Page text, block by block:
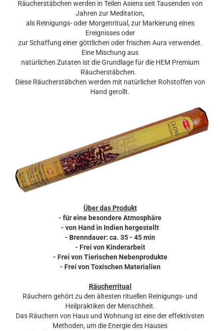
Räucherstäbchen werden in Teilen Asiens seit Tausenden von
Jahren zur Meditation,
als Reinigungs- oder Morgenritual, zur Markierung eines
Ereignisses oder
zur Schaffung einer göttlichen oder frischen Aura verwendet.
Eine Mischung aus
natürlichen Zutaten ist die Grundlage für die HEM Premium
Räucherstäbchen.
Diese Räucherstäbchen werden mit natürlicher Rohstoffen von
Hand gerollt.
Über das Produkt
- für eine besondere Atmosphäre
- von Hand in Indien hergestellt
- Brenndauer: ca. 35 - 45 min
- Frei von Kinderarbeit
- Frei von Tierischen Nebenprodukte
- Frei von Toxischen Materialien
Räucherritual
Räuchern gehört zu den ältesten rituellen Reinigungs- und
Heilpraktiken der Menschheit.
Das Räuchern von Haus und Wohnung ist eine der effektivsten
Methoden, um die Energie des Hauses